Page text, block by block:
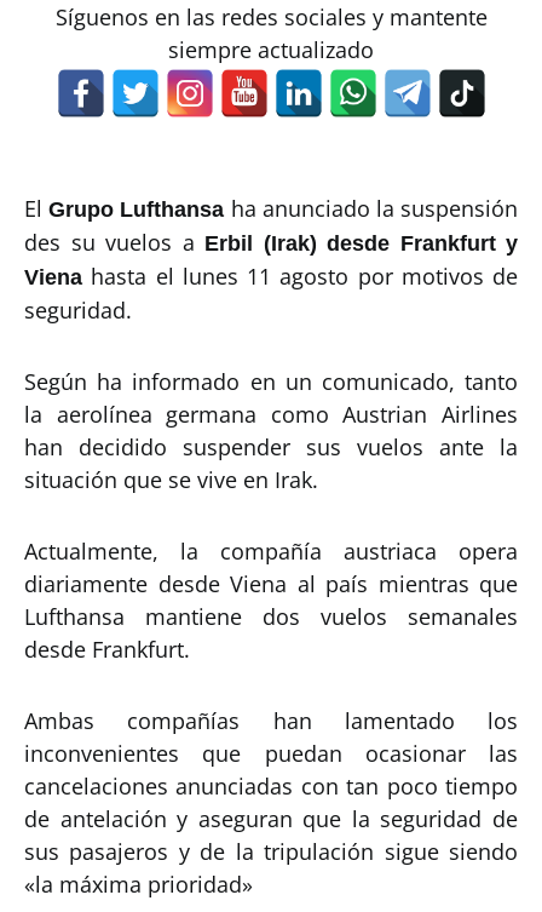
Síguenos en las redes sociales y mantente
siempre actualizado
ElGrupo Lufthansa ha anunciado la suspensión
des su vuelos a Erbil (Irak) desde Frankfurt y
Viena hasta el lunes 11 agosto por motivos de
seguridad.
Según ha informado en un comunicado, tanto
la aerolínea germana como Austrian Airlines
han decidido suspender sus vuelos ante la
situación que se vive en Irak.
Actualmente, la compañía austriaca opera
diariamente desde Viena al país mientras que
Lufthansa mantiene dos vuelos semanales
desde Frankfurt.
Ambas compañías han lamentado los
inconvenientes que puedan ocasionar las
cancelaciones anunciadas con tan poco tiempo
de antelación y aseguran que la seguridad de
sus pasajeros y de la tripulación sigue siendo
«la máxima prioridad»